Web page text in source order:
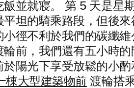
並就寢。 第 5 天是星
坦的騎乘路段，但後
徑不利於我們的碳纖維
前，我們還有五小時的
陽光下享受放鬆的小酌
渡輪搭